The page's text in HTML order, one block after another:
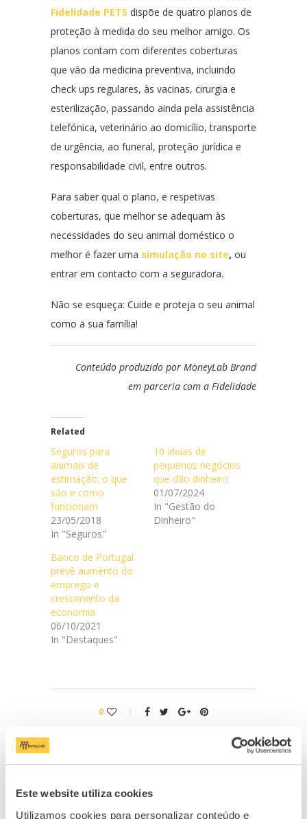
Este website utiliza cookies
Utilizamos cookies para personalizar conteúdo e
Fidelidade PETS dispõe de quatro planos de
proteção à medida do seu melhor amigo. Os
planos contam com diferentes coberturas
que vão da medicina preventiva, incluindo
check ups regulares, às vacinas, cirurgia e
esterilização, passando ainda pela assistência
telefónica, veterinário ao domicílio, transporte
de urgência, ao funeral, proteção jurídica e
responsabilidade civil, entre outros.
Para saber qual o plano, e respetivas
coberturas, que melhor se adequam às
necessidades do seu animal doméstico o
melhor é fazer uma simulação no site, ou
entrar em contacto com a seguradora.
Não se esqueça: Cuide e proteja o seu animal
como a sua família!
Conteúdo produzido por MoneyLab Brand
em parceria com a Fidelidade
Related
Seguros para
animais de
estimação: o que
são e como
funcionam
23/05/2018
In "Seguros"
10 ideias de
pequenos negócios
que dão dinheiro
01/07/2024
In "Gestão do
Dinheiro"
Banco de Portugal
prevê aumento do
emprego e
crescimento da
economia
06/10/2021
In "Destaques"
0
Plano de Hábitos Mensal